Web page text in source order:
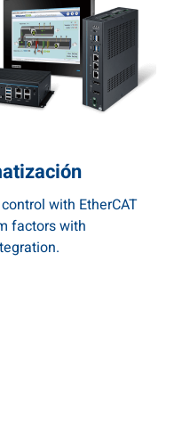
with EtherCAT
factors with